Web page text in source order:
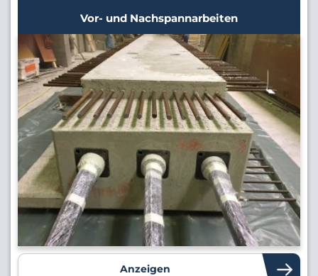
Vor- und Nachspannarbeiten
Anzeigen